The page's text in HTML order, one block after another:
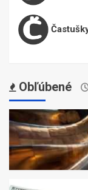
Obľúbené